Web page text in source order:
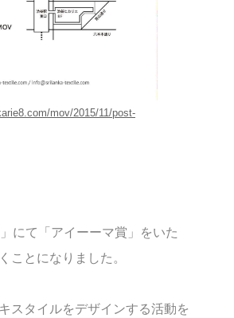
mov/2015/11/post-
にて「アイーーマ賞」をいた
ことになりました。
スタイルをデザインする活動を